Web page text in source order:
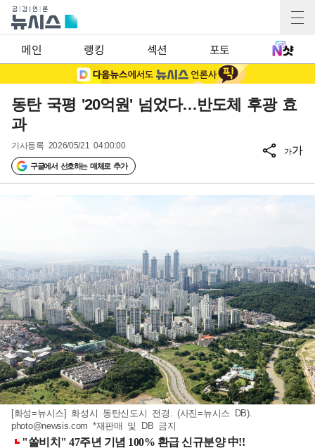
메인 랭킹 섹션 포토
동탄 국평 '20억원' 넘었다…반도체 후광 효
과
기사등록 2026/05/21 04:00:00
구글에서 선호하는 매체로 추가
가가
[화성=뉴시스] 화성시 동탄신도시 전경. (사진=뉴시스 DB).
photo@newsis.com *재판매 및 DB 금지